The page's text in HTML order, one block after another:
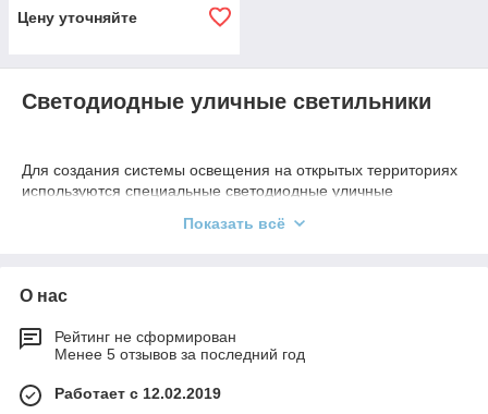
Цену уточняйте
Светодиодные уличные светильники
Для создания системы освещения на открытых территориях
используются специальные светодиодные уличные
разработали широкий ассортимент моделей с высокой
В этом разделе нашего интернет-магазина вы можете
для скоростных автодорог;
Показать всё
О нас
Рейтинг не сформирован
Менее 5 отзывов за последний год
Работает с 12.02.2019